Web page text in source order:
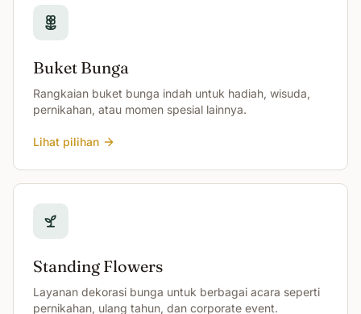
Buket Bunga
Rangkaian buket bunga indah untuk hadiah, wisuda,
pernikahan, atau momen spesial lainnya.
Lihat pilihan
Standing Flowers
Layanan dekorasi bunga untuk berbagai acara seperti
pernikahan, ulang tahun, dan corporate event.